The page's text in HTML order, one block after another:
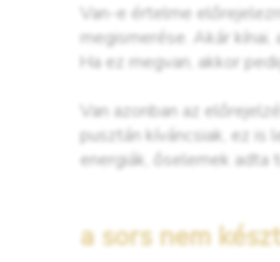
Van-e értelme
megismerése. Akár
Ha ez megvan, akkor
Van azonban az
pusztán kíváncsiak, ez is
energiák, őselemek adta
a sors nem